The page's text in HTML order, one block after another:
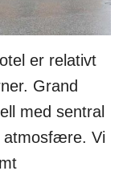
er relativt
Grand
med sentral
atmosfære. Vi